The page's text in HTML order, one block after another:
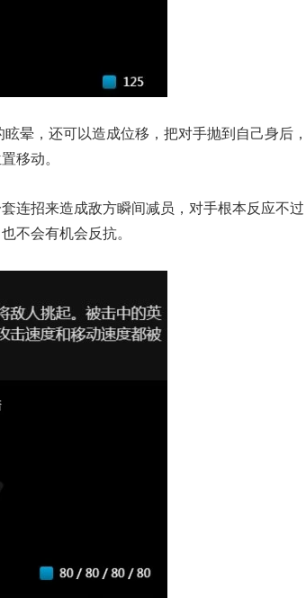
晕，还可以造成位移，把对手抛到自己身后，
移动。
连招来造成敌方瞬间减员，对手根本反应不过
不会有机会反抗。